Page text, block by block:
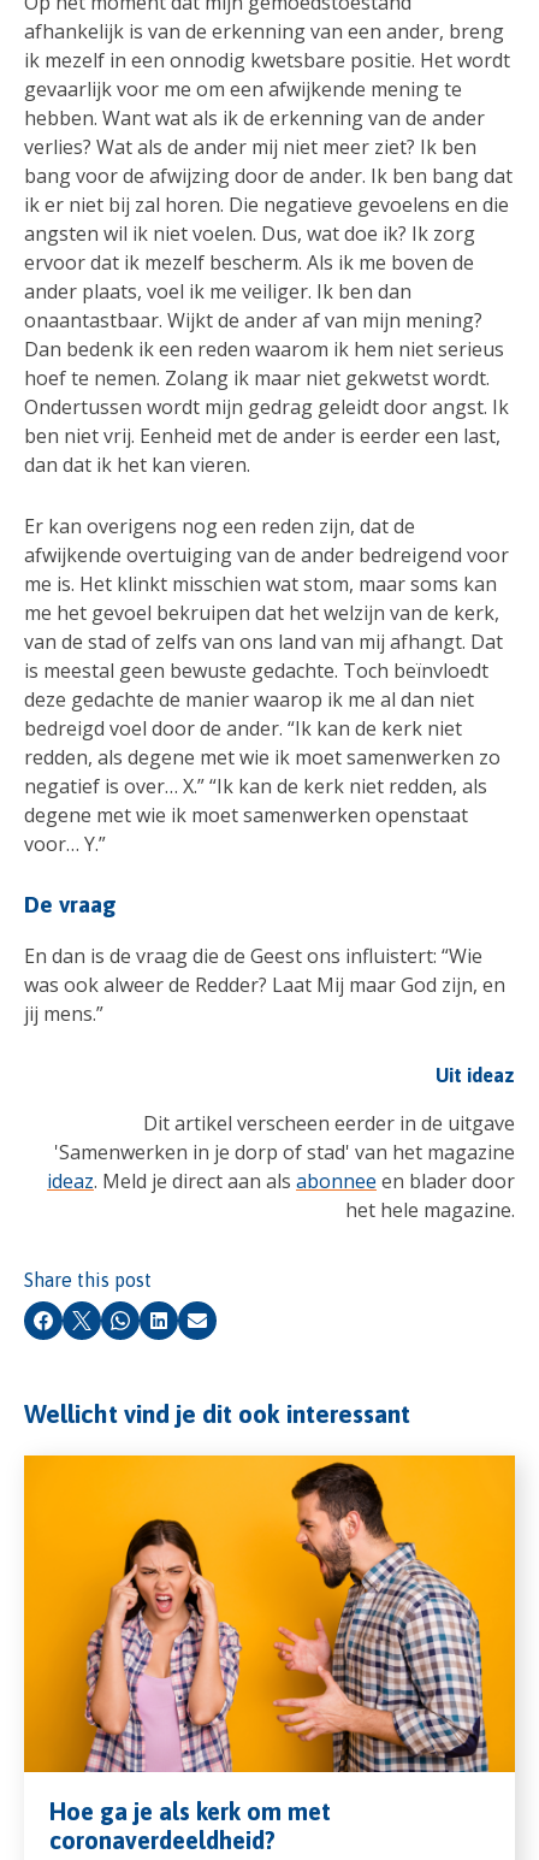
afhankelijk is van de erkenning van een ander, breng
ik mezelf in een onnodig kwetsbare positie. Het wordt
gevaarlijk voor me om een afwijkende mening te
hebben. Want wat als ik de erkenning van de ander
verlies? Wat als de ander mij niet meer ziet? Ik ben
bang voor de afwijzing door de ander. Ik ben bang dat
ik er niet bij zal horen. Die negatieve gevoelens en die
angsten wil ik niet voelen. Dus, wat doe ik? Ik zorg
ervoor dat ik mezelf bescherm. Als ik me boven de
ander plaats, voel ik me veiliger. Ik ben dan
onaantastbaar. Wijkt de ander af van mijn mening?
Dan bedenk ik een reden waarom ik hem niet serieus
hoef te nemen. Zolang ik maar niet gekwetst wordt.
Ondertussen wordt mijn gedrag geleidt door angst. Ik
ben niet vrij. Eenheid met de ander is eerder een last,
dan dat ik het kan vieren.
Er kan overigens nog een reden zijn, dat de
afwijkende overtuiging van de ander bedreigend voor
me is. Het klinkt misschien wat stom, maar soms kan
me het gevoel bekruipen dat het welzijn van de kerk,
van de stad of zelfs van ons land van mij afhangt. Dat
is meestal geen bewuste gedachte. Toch beïnvloedt
deze gedachte de manier waarop ik me al dan niet
bedreigd voel door de ander. “Ik kan de kerk niet
redden, als degene met wie ik moet samenwerken zo
negatief is over… X.” “Ik kan de kerk niet redden, als
degene met wie ik moet samenwerken openstaat
voor… Y.”
De vraag
En dan is de vraag die de Geest ons influistert: “Wie
was ook alweer de Redder? Laat Mij maar God zijn, en
jij mens.”
Uit ideaz
Dit artikel verscheen eerder in de uitgave
'Samenwerken in je dorp of stad' van het magazine
ideaz. Meld je direct aan als abonnee en blader door
het hele magazine.
Share this post
Facebook
X Whatsapp
LinkedIn
Email
Wellicht vind je dit ook interessant
Hoe ga je als kerk om met
coronaverdeeldheid?